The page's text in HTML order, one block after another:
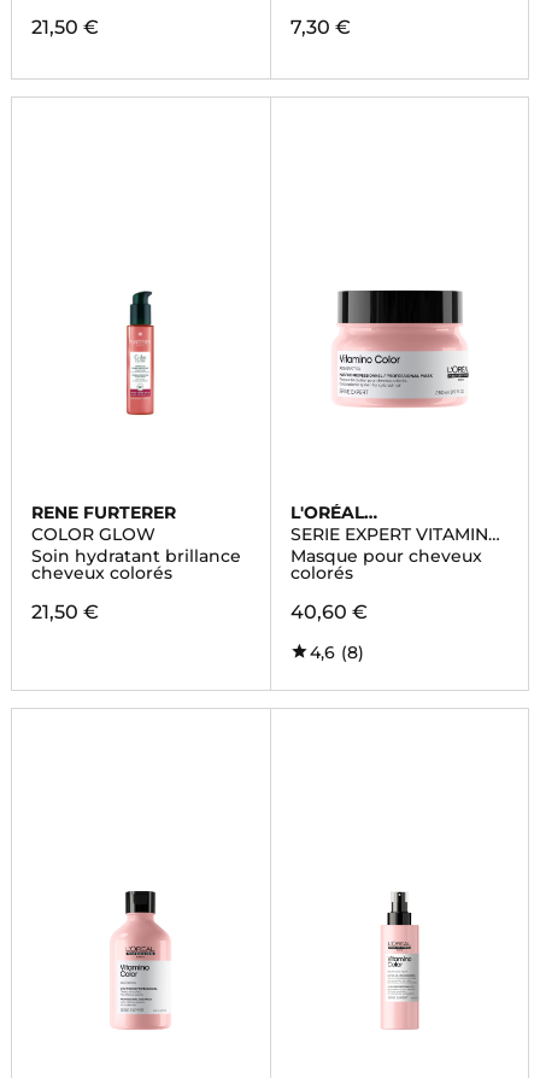
21,50 € 7,30 €
RENE FURTERER
COLOR GLOW
Soin hydratant brillance
cheveux colorés
21,50 €
L'ORÉAL
PROFESSIONNEL
SERIE EXPERT VITAMINO
COLOR
Masque pour cheveux
colorés
40,60 €
4,6 (8)